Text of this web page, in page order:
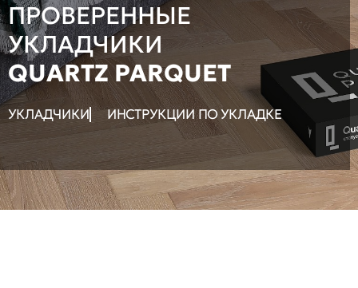
ПРОВЕРЕННЫЕ
УКЛАДЧИКИ
QUARTZ PARQUET
УКЛАДЧИКИ ИНСТРУКЦИИ ПО УКЛАДКЕ